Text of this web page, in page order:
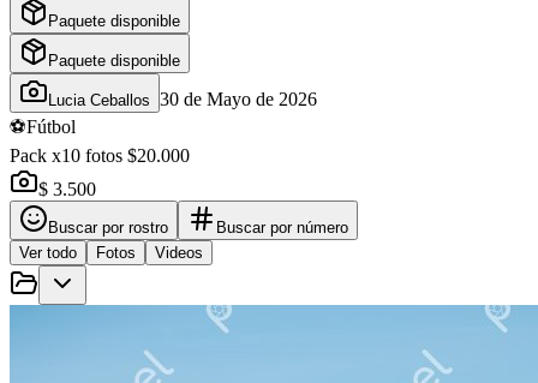
Paquete disponible
Paquete disponible
Lucia Ceballos 30 de Mayo de 2026
⚽Fútbol
Pack x10 fotos $20.000
$ 3.500
Buscar por rostro
Buscar por número
Ver todo
Fotos Videos